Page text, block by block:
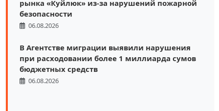
рынка «Куйлюк» из-за нарушений пожарной
безопасности
06.08.2026
В Агентстве миграции выявили нарушения
при расходовании более 1 миллиарда сумов
бюджетных средств
06.08.2026